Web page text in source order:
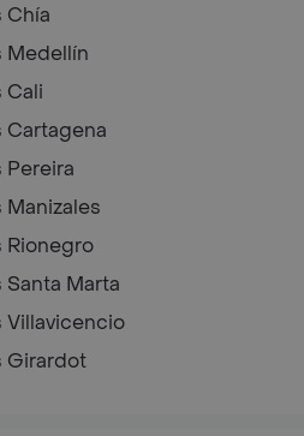
Chía
Medellín
Cali
Cartagena
Pereira
Manizales
Rionegro
Santa Marta
Villavicencio
Girardot